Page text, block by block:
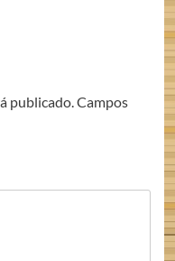
publicado.Campos